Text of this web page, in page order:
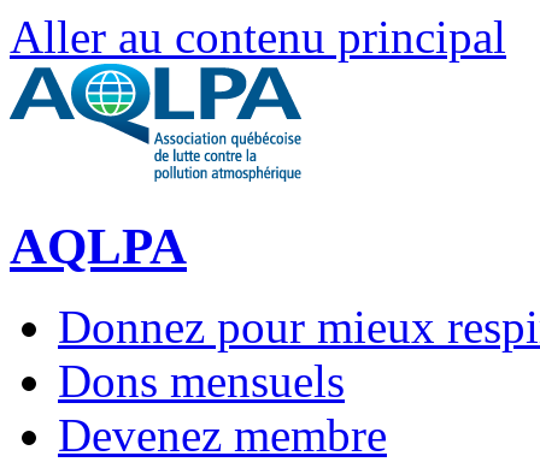
Aller au contenu principal
AQLPA
Donnez pour mieux
Dons mensuels
Devenez membre